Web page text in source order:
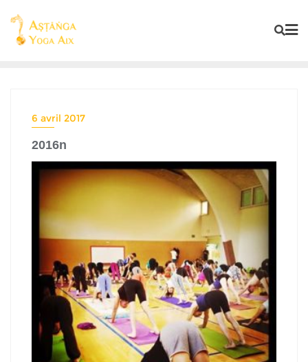
6 avril 2017
2016n